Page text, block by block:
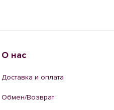
О нас
Доставка и оплата
Обмен/Возврат